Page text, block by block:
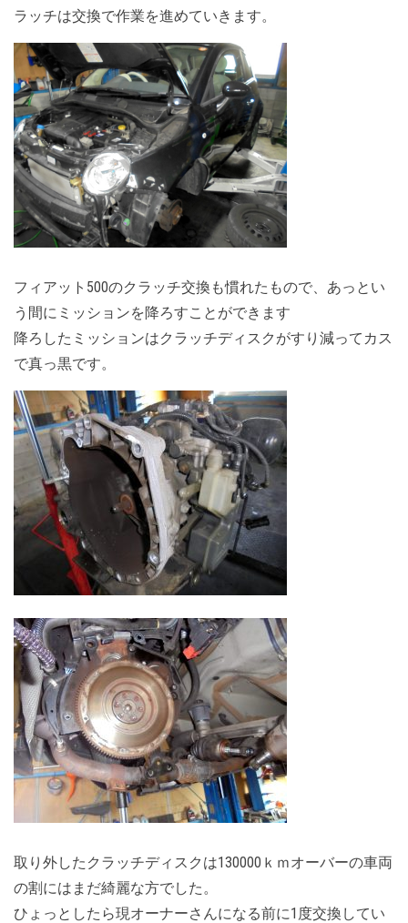
ラッチは交換で作業を進めていきます。
フィアット500のクラッチ交換も慣れたもので、あっとい
う間にミッションを降ろすことができます
降ろしたミッションはクラッチディスクがすり減ってカス
で真っ黒です。
取り外したクラッチディスクは130000ｋｍオーバーの車両
の割にはまだ綺麗な方でした。
ひょっとしたら現オーナーさんになる前に1度交換してい